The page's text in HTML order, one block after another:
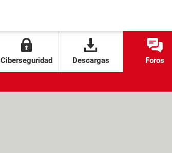
Ciberseguridad Descargas Foros